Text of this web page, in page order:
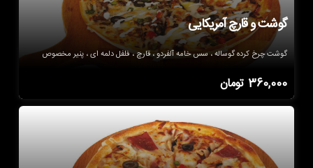
گوشت و قارچ آمریکایی
گوشت چرخ کرده گوساله ، سس خامه آلفردو ، قارچ ، فلفل دلمه ای ، پنیر مخصوص
360,000 تومان